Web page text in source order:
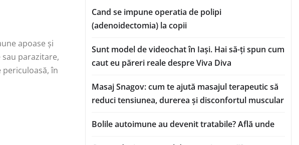
apoase și
parazitare,
în
Cand se impune operatia de polipi
(adenoidectomia) la copii
Sunt model de videochat în Iași. Hai să-ți spun cum
caut eu păreri reale despre Viva Diva
Masaj Snagov: cum te ajută masajul terapeutic să
reduci tensiunea, durerea și disconfortul muscular
Bolile autoimune au devenit tratabile? Află unde